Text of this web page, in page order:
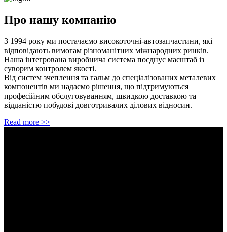
Про нашу компанію
З 1994 року ми постачаємо високоточні-автозапчастини, які
відповідають вимогам різноманітних міжнародних ринків.
Наша інтегрована виробнича система поєднує масштаб із
суворим контролем якості.
Від систем зчеплення та гальм до спеціалізованих металевих
компонентів ми надаємо рішення, що підтримуються
професійним обслуговуванням, швидкою доставкою та
відданістю побудові довготривалих ділових відносин.
Read more >>